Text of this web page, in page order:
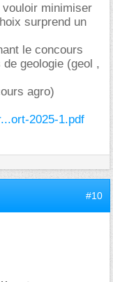
minimiser
surprend un
le concours
geologie (geol ,
agro)
2025-1.pdf
#10